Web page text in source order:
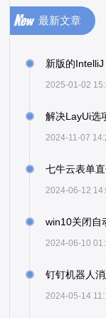
最新文章
新版的
2025-01-02
解决LayUi选
2024-11-07
七牛云表单直
2024-06-12
win10关闭自
2024-06-10
钉钉机器人
2024-05-14